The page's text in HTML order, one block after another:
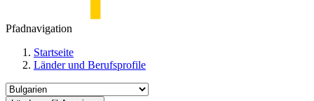
Pfadnavigation
Startseite
Länder und Berufsprofile